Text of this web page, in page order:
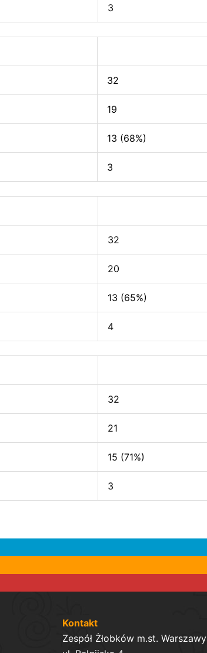
3
32
19
13 (68%)
3
32
20
13 (65%)
4
32
21
15 (71%)
3
Kontakt
Zespół Żłobków m.st. Warszawy